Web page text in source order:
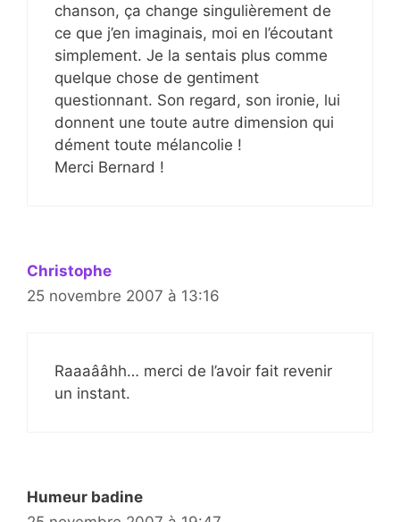
chanson, ça change singulièrement de
ce que j’en imaginais, moi en l’écoutant
simplement. Je la sentais plus comme
quelque chose de gentiment
questionnant. Son regard, son ironie, lui
donnent une toute autre dimension qui
dément toute mélancolie !
Merci Bernard !
Christophe
25 novembre 2007 à 13:16
Raaaââhh… merci de l’avoir fait revenir
un instant.
Humeur badine